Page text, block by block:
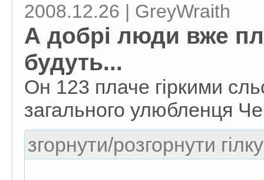
2008.12.26 | GreyWraith
А добрі люди вже
будуть...
Он 123 плаче гіркими
загального улюбленця
згорнути/розгорнути